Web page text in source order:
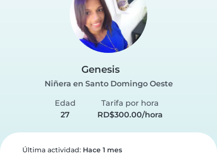
Genesis
Niñera en Santo Domingo Oeste
Edad
27
Tarifa por hora
RD$300.00/hora
Última actividad: Hace 1 mes